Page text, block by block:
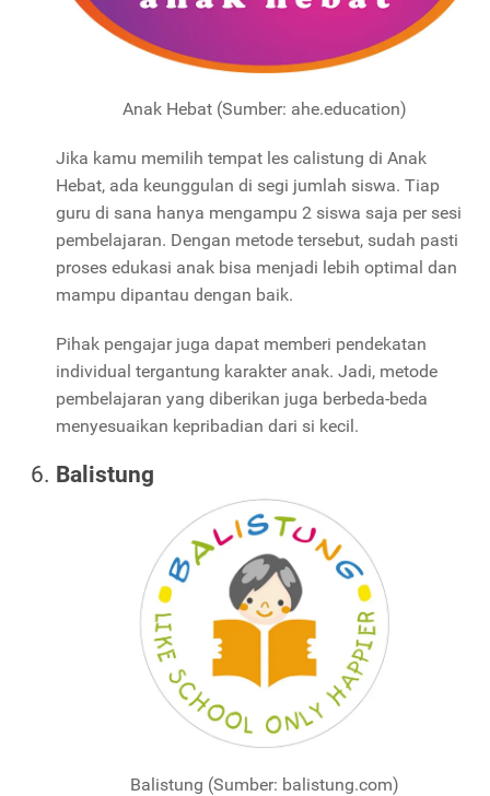
Anak Hebat (Sumber: ahe.education)
Jika kamu memilih tempat les calistung di Anak
Hebat, ada keunggulan di segi jumlah siswa. Tiap
guru di sana hanya mengampu 2 siswa saja per sesi
pembelajaran. Dengan metode tersebut, sudah pasti
proses edukasi anak bisa menjadi lebih optimal dan
mampu dipantau dengan baik.
Pihak pengajar juga dapat memberi pendekatan
individual tergantung karakter anak. Jadi, metode
pembelajaran yang diberikan juga berbeda-beda
menyesuaikan kepribadian dari si kecil.
Balistung
Balistung (Sumber: balistung.com)